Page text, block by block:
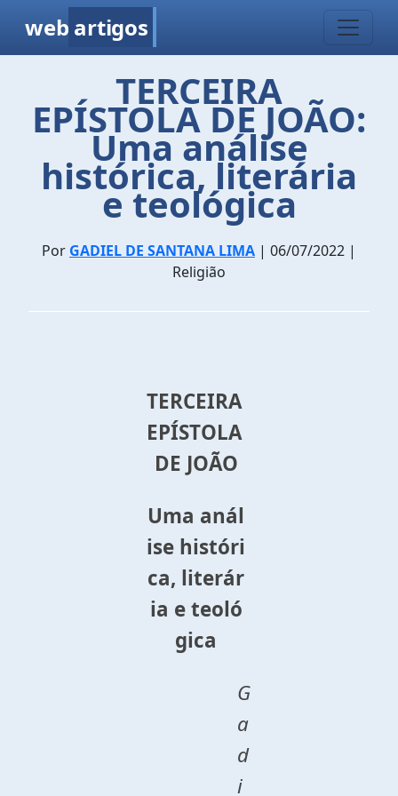
web artigos
TERCEIRA
EPÍSTOLA DE JOÃO:
Uma análise
histórica, literária
e teológica
Por GADIEL DE SANTANA LIMA | 06/07/2022 |
Religião
TERCEIRA
EPÍSTOLA
DE JOÃO
Uma anál
ise históri
ca, literár
ia eteoló
gica
G
a
d
i